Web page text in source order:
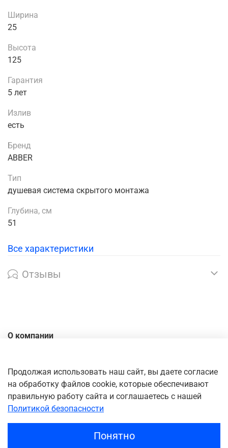
Ширина
25
Высота
125
Гарантия
5 лет
Излив
есть
Бренд
ABBER
Тип
душевая система скрытого монтажа
Глубина, см
51
Все характеристики
Отзывы
О компании
Доставка
Оплата
Личный кабинет
Продолжая использовать наш сайт, вы даете согласие
на обработку файлов cookie, которые обеспечивают
правильную работу сайта и соглашаетесь с нашей
Политикой безопасности
Понятно